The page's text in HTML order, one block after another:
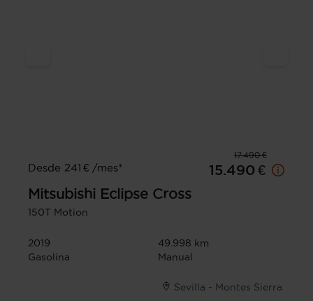
17.490 €
Desde 241 € /mes*
15.490 €
Mitsubishi Eclipse Cross
150T Motion
2019
49.998 km
Gasolina
Manual
Sevilla - Montes Sierra